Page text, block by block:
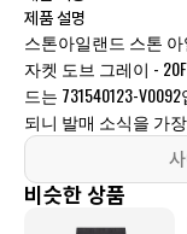
제품 설명
스톤아일랜드 스톤
자켓 도브 그레이 -
드는 731540123-
되니 발매 소식을 가
비슷한 상품